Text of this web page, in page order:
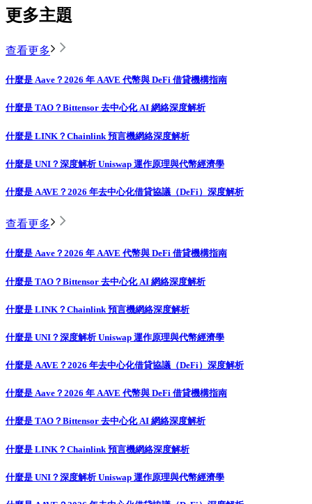
更多主題
查看更多
什麼是 Aave？2026 年 AAVE 代幣與 DeFi 借貸機構指南
什麼是 TAO？Bittensor 去中心化 AI 網絡深度解析
什麼是 LINK？Chainlink 預言機網絡深度解析
什麼是 UNI？深度解析 Uniswap 運作原理與代幣經濟學
什麼是 AAVE？2026 年去中心化借貸協議（DeFi）深度解析
查看更多
什麼是 Aave？2026 年 AAVE 代幣與 DeFi 借貸機構指南
什麼是 TAO？Bittensor 去中心化 AI 網絡深度解析
什麼是 LINK？Chainlink 預言機網絡深度解析
什麼是 UNI？深度解析 Uniswap 運作原理與代幣經濟學
什麼是 AAVE？2026 年去中心化借貸協議（DeFi）深度解析
什麼是 Aave？2026 年 AAVE 代幣與 DeFi 借貸機構指南
什麼是 TAO？Bittensor 去中心化 AI 網絡深度解析
什麼是 LINK？Chainlink 預言機網絡深度解析
什麼是 UNI？深度解析 Uniswap 運作原理與代幣經濟學